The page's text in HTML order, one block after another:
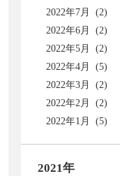
2022年7月 (2)
2022年6月 (2)
2022年5月 (2)
2022年4月 (5)
2022年3月 (2)
2022年2月 (2)
2022年1月 (5)
2021年